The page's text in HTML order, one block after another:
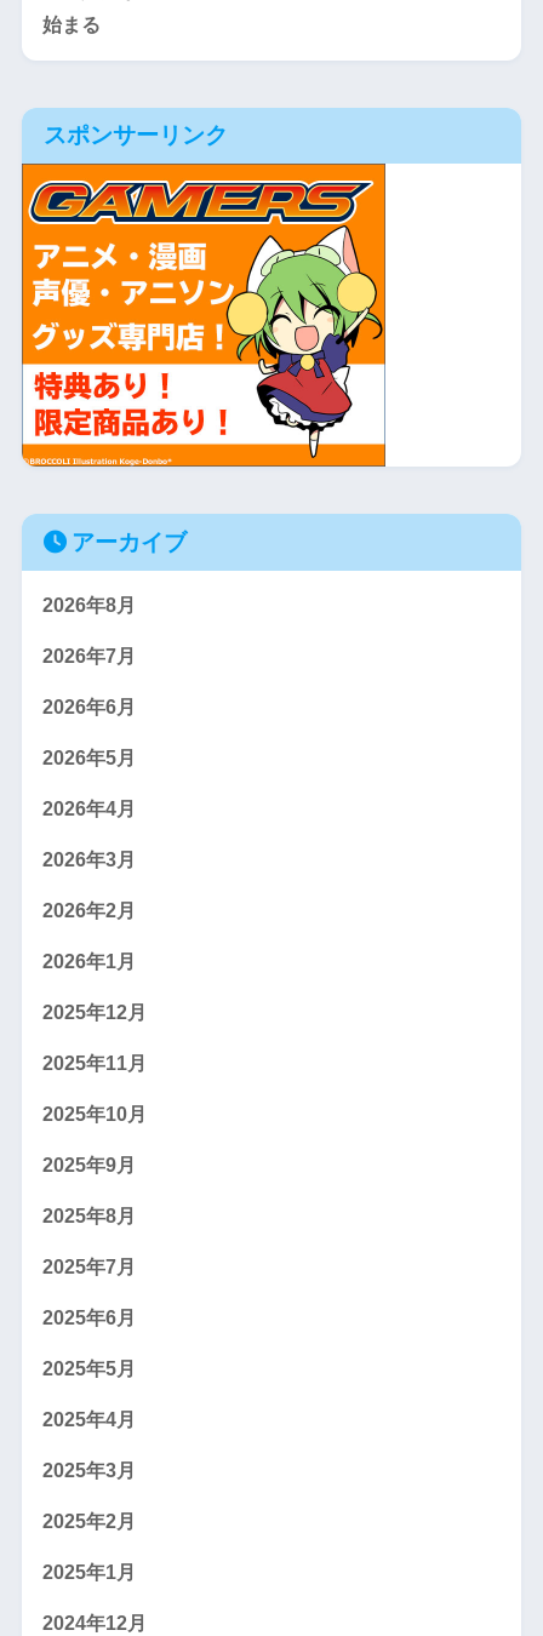
スポンサーリンク
アーカイブ
2026年8月
2026年7月
2026年6月
2026年5月
2026年4月
2026年3月
2026年2月
2026年1月
2025年12月
2025年11月
2025年10月
2025年9月
2025年8月
2025年7月
2025年6月
2025年5月
2025年4月
2025年3月
2025年2月
2025年1月
2024年12月